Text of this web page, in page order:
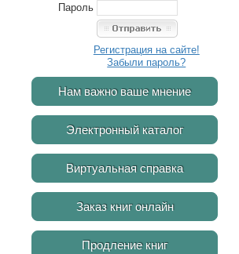
Пароль
Регистрация на сайте!
Забыли пароль?
Нам важно ваше мнение
Электронный каталог
Виртуальная справка
Заказ книг онлайн
Продление книг